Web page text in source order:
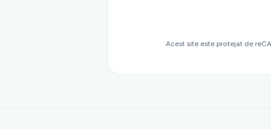
Acest site este protejat de